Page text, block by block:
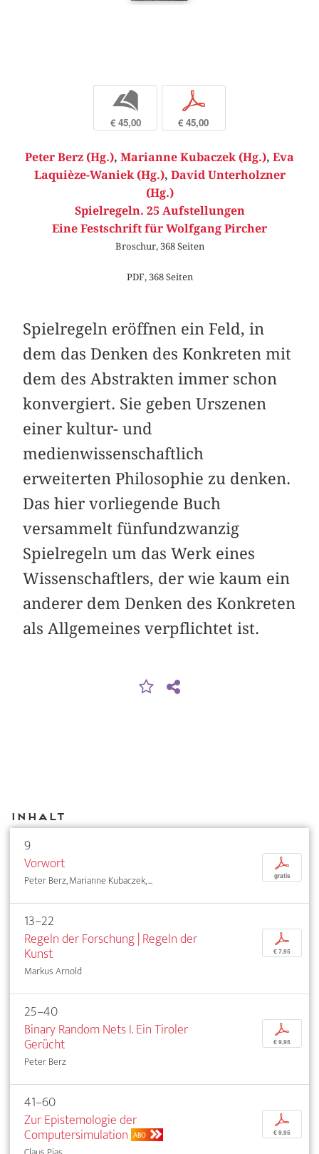
b
€ 45,00
p
€ 45,00
Peter Berz (Hg.), Marianne Kubaczek (Hg.), Eva
Laquièze-Waniek (Hg.), David Unterholzner
(Hg.)
Spielregeln. 25 Aufstellungen
Eine Festschrift für Wolfgang Pircher
Broschur, 368 Seiten
PDF, 368 Seiten
Spielregeln eröffnen ein Feld, in
dem das Denken des Konkreten mit
dem des Abstrakten immer schon
konvergiert. Sie geben Urszenen
einer kultur- und
medienwissenschaftlich
erweiterten Philosophie zu denken.
Das hier vorliegende Buch
versammelt fünfundzwanzig
Spielregeln um das Werk eines
Wissenschaftlers, der wie kaum ein
anderer dem Denken des Konkreten
als Allgemeines verpflichtet ist.
Inhalt
9
Vorwort
Peter Berz, Marianne Kubaczek, ...
p
gratis
13–22
Regeln der Forschung | Regeln der
Kunst
Markus Arnold
p
€ 7,95
25–40
Binary Random Nets I. Ein Tiroler
Gerücht
Peter Berz
p
€ 9,95
41–60
Zur Epistemologie der
Computersimulation ABO
p
€ 9,95